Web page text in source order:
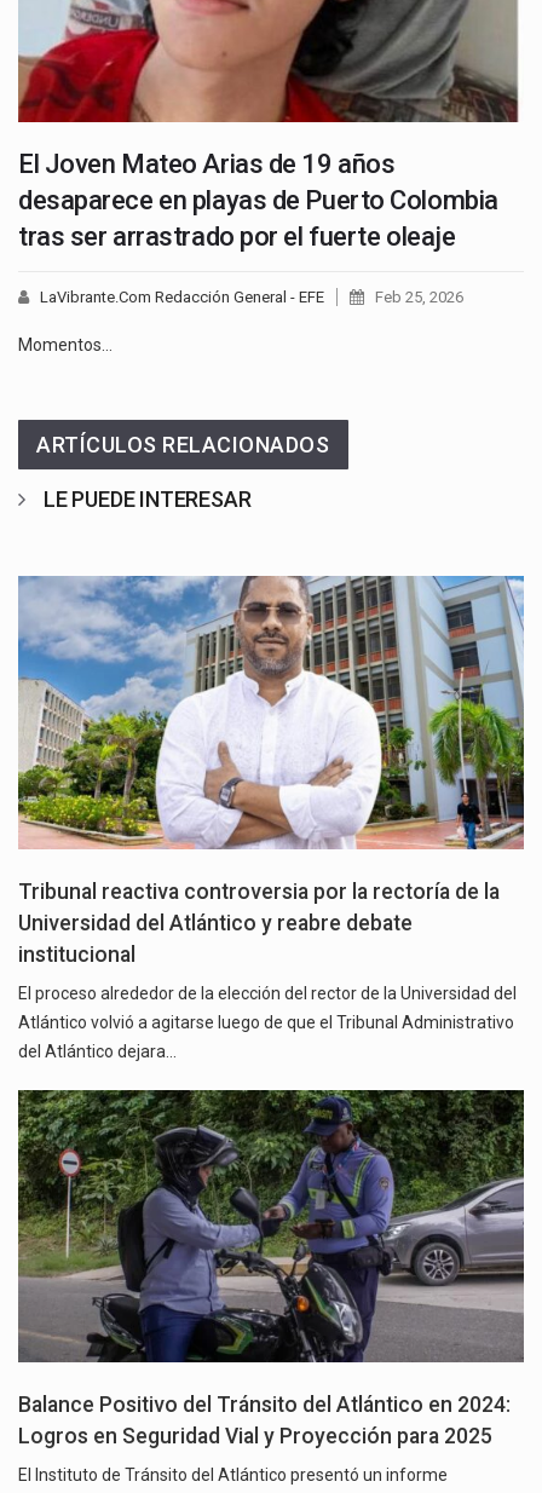
El Joven Mateo Arias de 19 años
desaparece en playas de Puerto Colombia
tras ser arrastrado por el fuerte oleaje
LaVibrante.Com Redacción General - EFE Feb 25, 2026
Momentos…
ARTÍCULOS RELACIONADOS
LE PUEDE INTERESAR
Tribunal reactiva controversia por la rectoría de la
Universidad del Atlántico y reabre debate
institucional
El proceso alrededor de la elección del rector de la Universidad del
Atlántico volvió a agitarse luego de que el Tribunal Administrativo
del Atlántico dejara…
Balance Positivo del Tránsito del Atlántico en 2024:
Logros en Seguridad Vial y Proyección para 2025
El Instituto de Tránsito del Atlántico presentó un informe